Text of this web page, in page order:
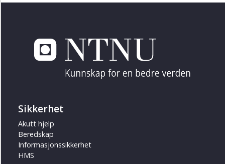
Sikkerhet
Akutt hjelp
Beredskap
Informasjonssikkerhet
HMS